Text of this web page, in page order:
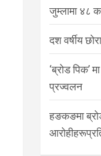
जुम्लामा ४८
दश वर्षीय
‘ब्रोड पिक’
प्रज्वलन
हङकङमा